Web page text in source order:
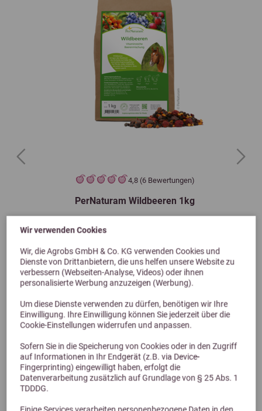
Wir verwenden Cookies
Wir, die Agrobs GmbH & Co. KG verwenden Cookies und
Dienste von Drittanbietern, die uns helfen unsere Website zu
verbessern (Webseiten-Analyse, Videos) oder ihnen
personalisierte Werbung anzuzeigen (Werbung).
Um diese Dienste verwenden zu dürfen, benötigen wir Ihre
Einwilligung. Ihre Einwilligung können Sie jederzeit über die
Cookie-Einstellungen widerrufen und anpassen.
Sofern Sie in die Speicherung von Cookies oder in den Zugriff
auf Informationen in Ihr Endgerät (z.B. via Device-
Fingerprinting) eingewilligt haben, erfolgt die
Datenverarbeitung zusätzlich auf Grundlage von § 25 Abs. 1
TDDDG.
4,8 (6 Bewertungen)
PerNaturam Wildbeeren 1kg
Previous Next
Alternative Produkte